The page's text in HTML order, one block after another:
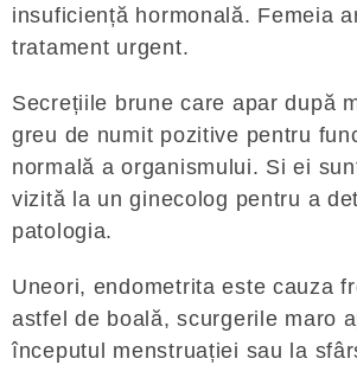
insuficiență hormonală. Femeia
tratament urgent.
Secrețiile brune care apar după
greu de numit pozitive pentru
normală a organismului. Si ei
vizită la un ginecolog pentru a
patologia.
Uneori, endometrita este cauza
astfel de boală, scurgerile maro
începutul menstruației sau la